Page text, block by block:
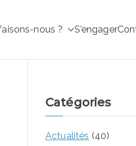
nous ? S’engager
Catégories
Actualités (40)